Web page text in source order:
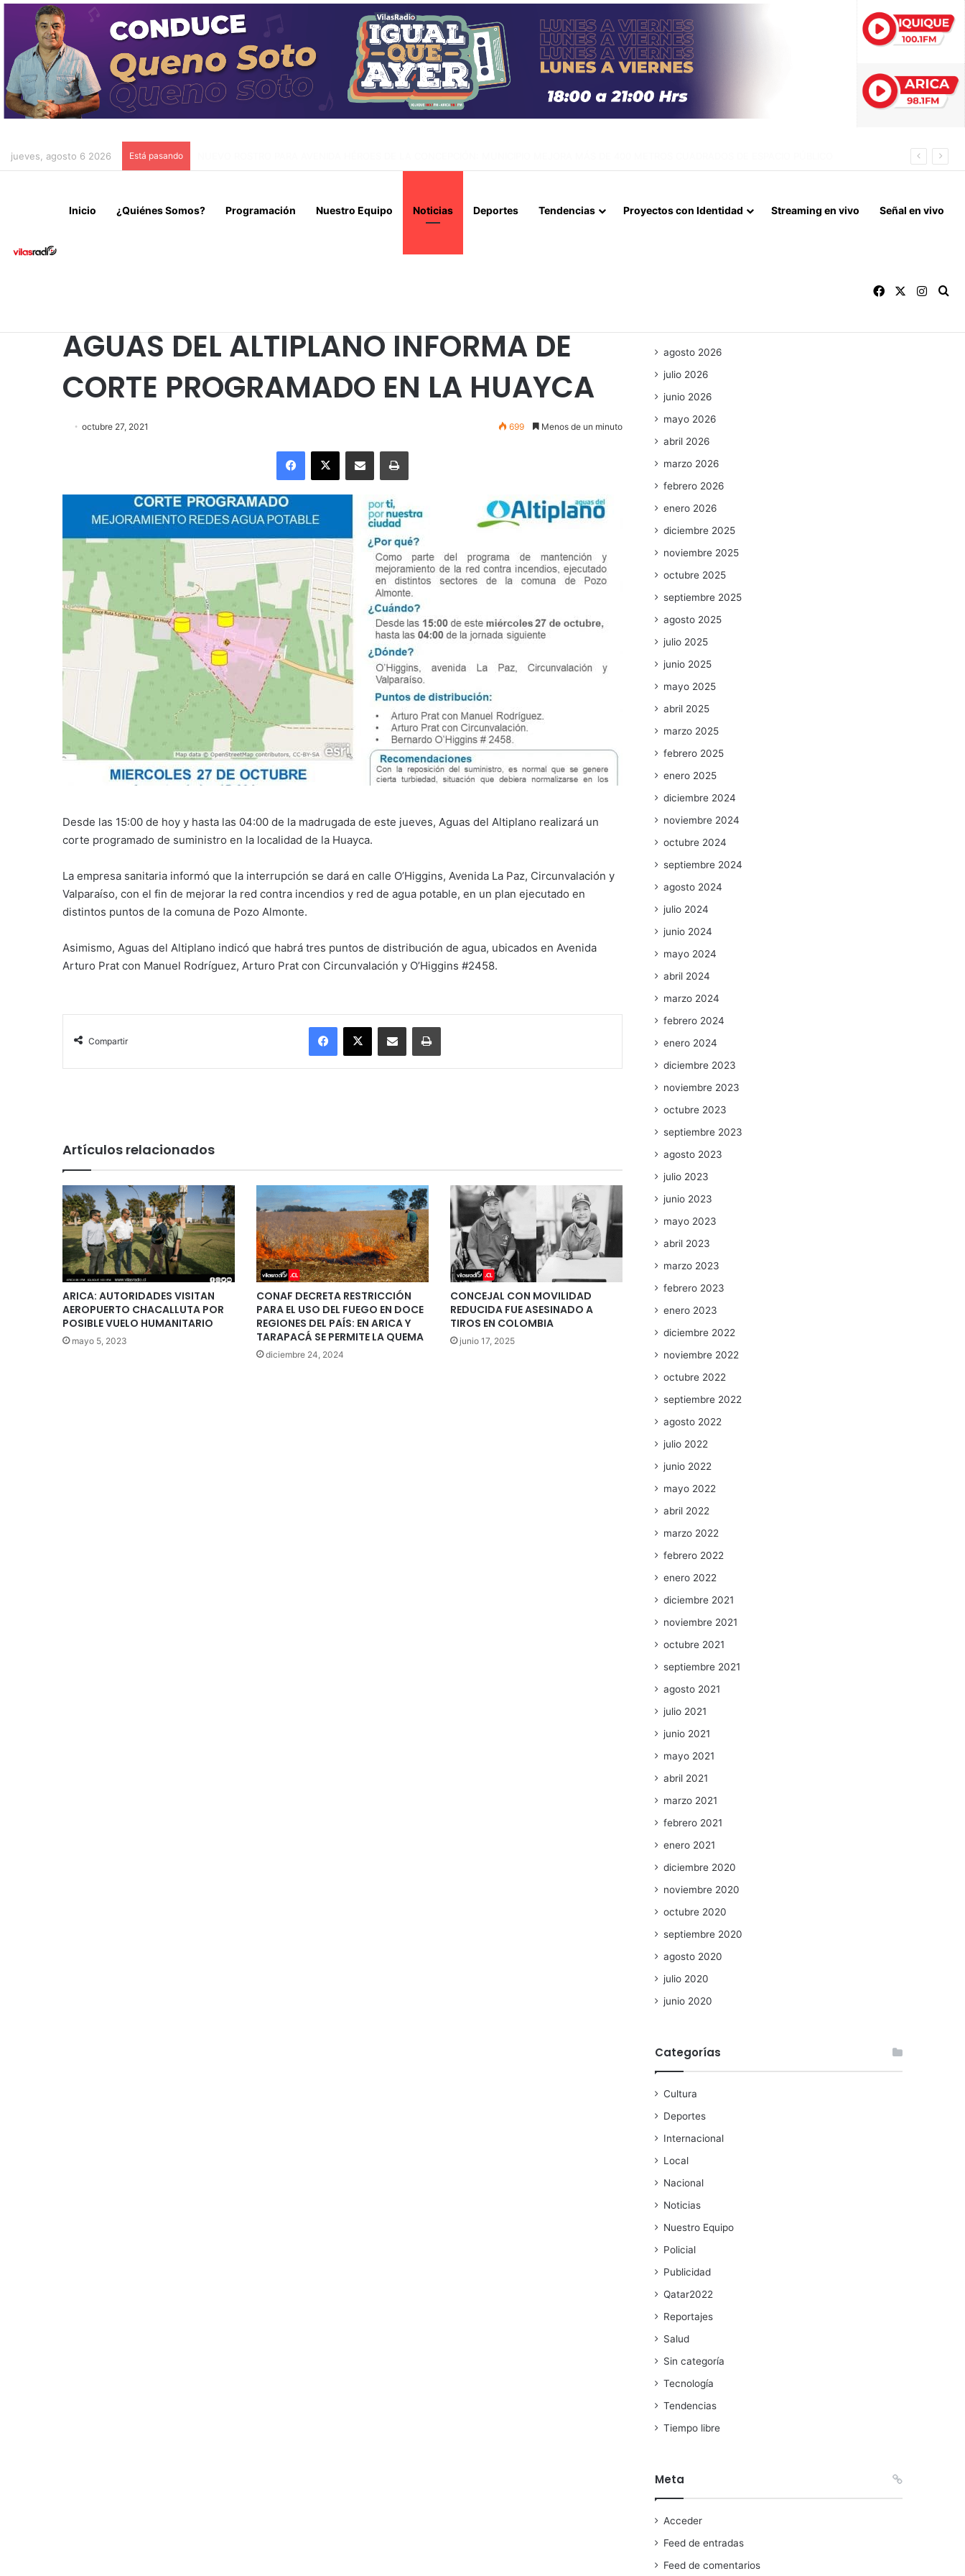
jueves, agosto 6 2026 Está pasando
Inicio ¿Quiénes Somos? Programación Nuestro Equipo Noticias Deportes Tendencias Proyectos con Identidad Streaming en vivo Señal en vivo
Facebook
AGUAS DEL ALTIPLANO INFORMA DE
CORTE PROGRAMADO EN LA HUAYCA
octubre 27, 2021 699 Menos de un minuto
Facebook
X Enviar vía email Imprimir
Desde las 15:00 de hoy y hasta las 04:00 de la madrugada de este jueves, Aguas del Altiplano realizará un
corte programado de suministro en la localidad de la Huayca.
La empresa sanitaria informó que la interrupción se dará en calle O’Higgins, Avenida La Paz, Circunvalación y
Valparaíso, con el fin de mejorar la red contra incendios y red de agua potable, en un plan ejecutado en
distintos puntos de la comuna de Pozo Almonte.
Asimismo, Aguas del Altiplano indicó que habrá tres puntos de distribución de agua, ubicados en Avenida
Arturo Prat con Manuel Rodríguez, Arturo Prat con Circunvalación y O’Higgins #2458.
Compartir
Facebook
X Enviar vía email Imprimir
Artículos relacionados
ARICA: AUTORIDADES VISITAN
AEROPUERTO CHACALLUTA POR
POSIBLE VUELO HUMANITARIO
mayo 5, 2023
CONAF DECRETA RESTRICCIÓN
PARA EL USO DEL FUEGO EN DOCE
REGIONES DEL PAÍS: EN ARICA Y
TARAPACÁ SE PERMITE LA QUEMA
diciembre 24, 2024
CONCEJAL CON MOVILIDAD
REDUCIDA FUE ASESINADO A
TIROS EN COLOMBIA
junio 17, 2025
agosto 2026
julio 2026
junio 2026
mayo 2026
abril 2026
marzo 2026
febrero 2026
enero 2026
diciembre 2025
noviembre 2025
octubre 2025
septiembre 2025
agosto 2025
julio 2025
junio 2025
mayo 2025
abril 2025
marzo 2025
febrero 2025
enero 2025
diciembre 2024
noviembre 2024
octubre 2024
septiembre 2024
agosto 2024
julio 2024
junio 2024
mayo 2024
abril 2024
marzo 2024
febrero 2024
enero 2024
diciembre 2023
noviembre 2023
octubre 2023
septiembre 2023
agosto 2023
julio 2023
junio 2023
mayo 2023
abril 2023
marzo 2023
febrero 2023
enero 2023
diciembre 2022
noviembre 2022
octubre 2022
septiembre 2022
agosto 2022
julio 2022
junio 2022
mayo 2022
abril 2022
marzo 2022
febrero 2022
enero 2022
diciembre 2021
noviembre 2021
octubre 2021
septiembre 2021
agosto 2021
julio 2021
junio 2021
mayo 2021
abril 2021
marzo 2021
febrero 2021
enero 2021
diciembre 2020
noviembre 2020
octubre 2020
septiembre 2020
agosto 2020
julio 2020
junio 2020
Categorías
Cultura
Deportes
Internacional
Local
Nacional
Noticias
Nuestro Equipo
Policial
Publicidad
Qatar2022
Reportajes
Salud
Sin categoría
Tecnología
Tendencias
Tiempo libre
Meta
Acceder
Feed de entradas
Feed de comentarios